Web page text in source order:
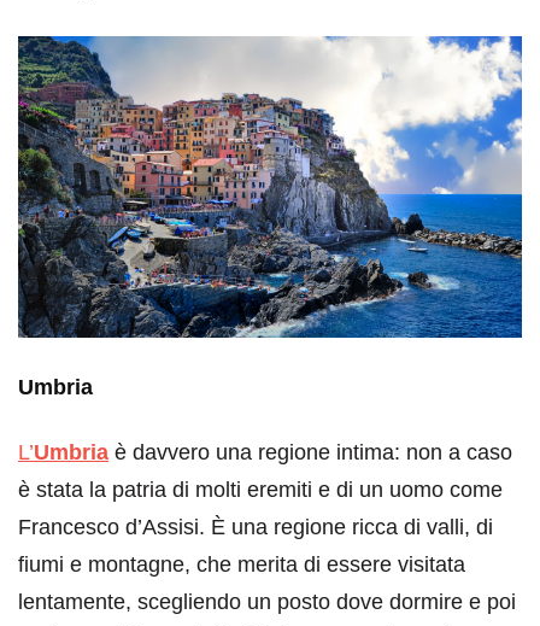
Umbria
L’Umbria è davvero una regione intima: non a caso
è stata la patria di molti eremiti e di un uomo come
Francesco d’Assisi. È una regione ricca di valli, di
fiumi e montagne, che merita di essere visitata
lentamente, scegliendo un posto dove dormire e poi